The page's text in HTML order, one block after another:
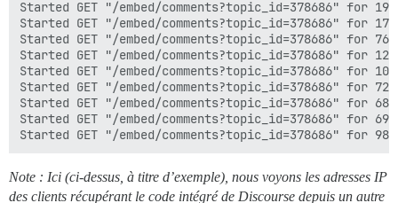
Started GET "/embed/comments?topic_id=378686" for
Started GET "/embed/comments?topic_id=378686" for
Started GET "/embed/comments?topic_id=378686" for
Started GET "/embed/comments?topic_id=378686" for
Started GET "/embed/comments?topic_id=378686" for
Started GET "/embed/comments?topic_id=378686" for
Started GET "/embed/comments?topic_id=378686" for
Started GET "/embed/comments?topic_id=378686" for
Note : Ici (ci-dessus, à titre d’exemple), nous voyons les adresses IP
des clients récupérant le code intégré de Discourse depuis un autre